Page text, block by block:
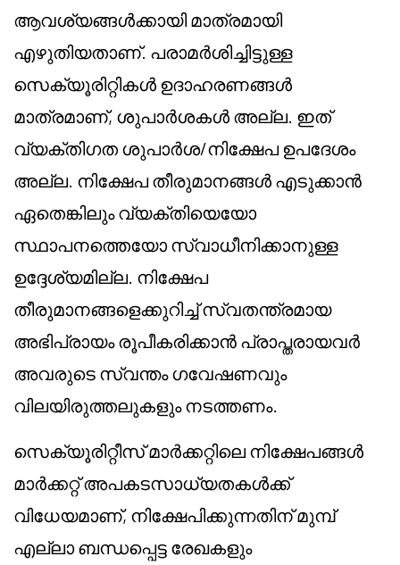
ആവശ്യങ്ങൾക്കായി മാത്രമായി
എഴുതിയതാണ്. പരാമർശിച്ചിട്ടുള്ള
സെക്യൂരിറ്റികൾ ഉദാഹരണങ്ങൾ
മാത്രമാണ്, ശുപാർശകൾ അല്ല. ഇത്
വ്യക്തിഗത ശുപാർശ/നിക്ഷേപ ഉപദേശം
അല്ല. നിക്ഷേപ തീരുമാനങ്ങൾ എടുക്കാൻ
ഏതെങ്കിലും വ്യക്തിയെയോ
സ്ഥാപനത്തെയോ സ്വാധീനിക്കാനുള്ള
ഉദ്ദേശ്യമില്ല. നിക്ഷേപ
തീരുമാനങ്ങളെക്കുറിച്ച് സ്വതന്ത്രമായ
അഭിപ്രായം രൂപീകരിക്കാൻ പ്രാപ്തരായവർ
അവരുടെ സ്വന്തം ഗവേഷണവും
വിലയിരുത്തലുകളും നടത്തണം.
സെക്യൂരിറ്റീസ് മാർക്കറ്റിലെ നിക്ഷേപങ്ങൾ
മാർക്കറ്റ് അപകടസാധ്യതകൾക്ക്
വിധേയമാണ്, നിക്ഷേപിക്കുന്നതിന് മുമ്പ്
എല്ലാ ബന്ധപ്പെട്ട രേഖകളും